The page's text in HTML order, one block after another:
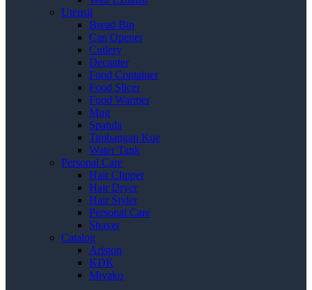
Utensil
Bread Bin
Can Opener
Cutlery
Decanter
Food Container
Food Slicer
Food Warmer
Mug
Spatula
Timbangan Kue
Water Tank
Personal Care
Hair Clipper
Hair Dryer
Hair Styler
Personal Care
Shaver
Catalog
Ariston
KDK
Miyako